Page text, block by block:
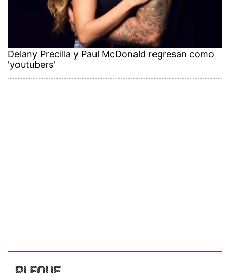
Delany Precilla y Paul McDonald regresan como
'youtubers'